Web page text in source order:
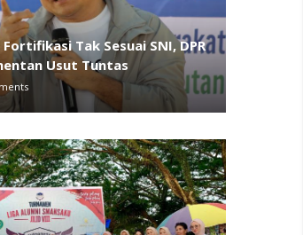
Tak Sesuai SNI, DPR
Usut Tuntas